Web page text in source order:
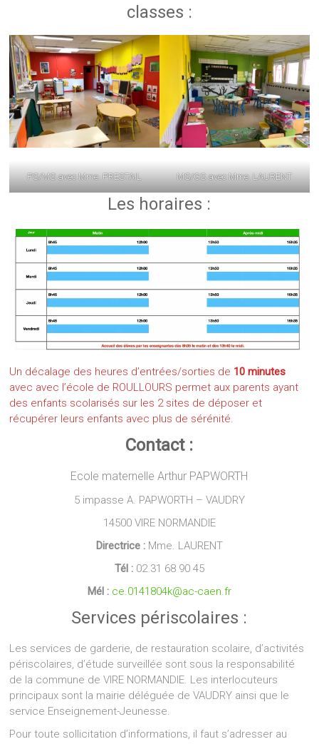
classes :
PS/MS avec Mme. PRESTAIL MS/GS avec Mme. LAURENT
Les horaires :
Un décalage des heures d’entrées/sorties de 10 minutes
avec avec l’école de ROULLOURS permet aux parents ayant
des enfants scolarisés sur les 2 sites de déposer et
récupérer leurs enfants avec plus de sérénité.
Contact :
Ecole maternelle Arthur PAPWORTH
5 impasse A. PAPWORTH – VAUDRY
14500 VIRE NORMANDIE
Directrice :Mme. LAURENT
Tél :02 31 68 90 45
Mél : ce.0141804k@ac-caen.fr
Services périscolaires :
Les services de garderie, de restauration scolaire, d’activités
périscolaires, d’étude surveillée sont sous la responsabilité
de la commune de VIRE NORMANDIE. Les interlocuteurs
principaux sont la mairie déléguée de VAUDRY ainsi que le
service Enseignement-Jeunesse.
Pour toute sollicitation d’informations, il faut s’adresser au